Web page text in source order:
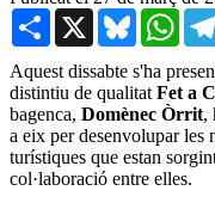
Share X Bluesky
Aquest dissabte s'ha
distintiu de qualitat Fet a
bagenca, Domènec Òrrit,
a eix per desenvolupar les
turístiques que estan
col·laboració entre elles.